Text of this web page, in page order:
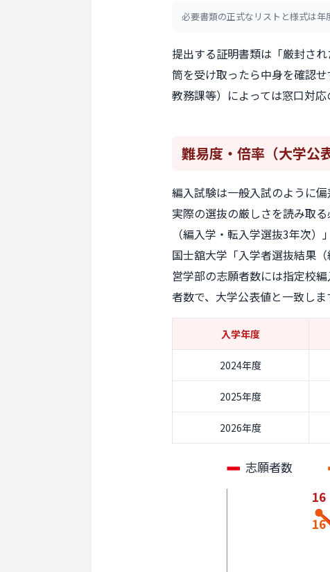
必要書類の正式なリストと様式は年
提出する証明書類は「厳封さ
筒を受け取ったら中身を確認
教務課等）によっては窓口対
難易度・倍率 （大学公
編入試験は一般入試のように
実際の選抜の厳しさを読み取
（編入学・転入学選抜3年次
国士舘大学「入学者選抜結果
営学部の志願者数には指定校
者数で、大学公表値と一致しま
入学年度
2024年度
2025年度
2026年度
16
16
志願者数